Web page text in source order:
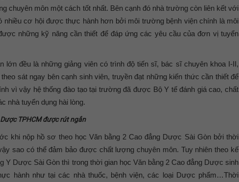
chuyên môn một cách tốt nhất. Bên cạnh đó nhà trường còn liên kết với
nhiều cơ hội được thực hành hơn bởi môi trường bệnh viện chính là môi
những kỹ năng cần thiết để đáp ứng các yêu cầu của đơn vị tuyển
lớn đều là những giảng viên có trình độ tiến sĩ, bác sĩ chuyên khoa I-II,
sát ngay bên cạnh sinh viên, truyền đạt những kiến thức cần thiết để
vì vậy hệ thống đào tạo tại trường đã được Bộ Y tế đánh giá cao, chất
nhà tuyển dụng hài lòng.
TPHCM được rút ngắn
khi nộp hồ sơ theo học Văn bằng 2 Cao đẳng Dược Sài Gòn bởi thời
sao có thể đảm bảo được chất lượng chuyên môn. Tuy nhiên theo kế
Y Dược Sài Gòn thì trong thời gian học Văn bằng 2 Cao đẳng Dược sinh
hành như tại các nhà thuốc, bệnh viện, các loại Dược phẩm…Thời